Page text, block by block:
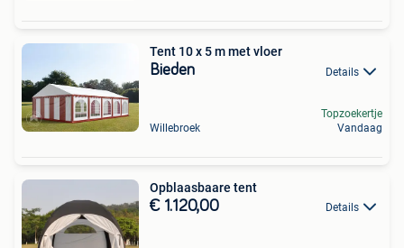
Tent 10 x 5 m met vloer
Bieden Details
Willebroek
Topzoekertje
Vandaag
Opblaasbaare tent
€ 1.120,00 Details